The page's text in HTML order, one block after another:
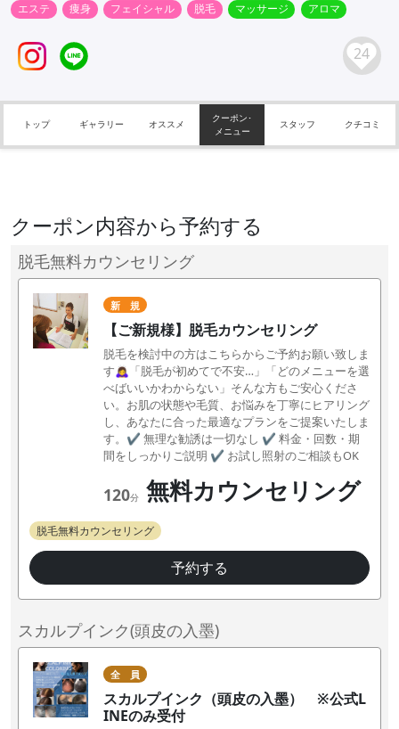
エステ 痩身 フェイシャル 脱毛 マッサージ アロマ
24
トップ ギャラリー オススメ
クーポン･
メニュー
スタッフ クチコミ
クーポン内容から予約する
脱毛無料カウンセリング
新 規
【ご新規様】脱毛カウンセリング
脱毛を検討中の方はこちらからご予約お願い致しま
す🙇‍♀️「脱毛が初めてで不安…」「どのメニューを選
べばいいかわからない」そんな方もご安心くださ
い。お肌の状態や毛質、お悩みを丁寧にヒアリング
し、あなたに合った最適なプランをご提案いたしま
す。✔ 無理な勧誘は一切なし ✔ 料金・回数・期
間をしっかりご説明 ✔ お試し照射のご相談もOK
120分 無料カウンセリング
脱毛無料カウンセリング
予約する
スカルプインク(頭皮の入墨)
全 員
スカルプインク（頭皮の入墨） ※公式L
INEのみ受付